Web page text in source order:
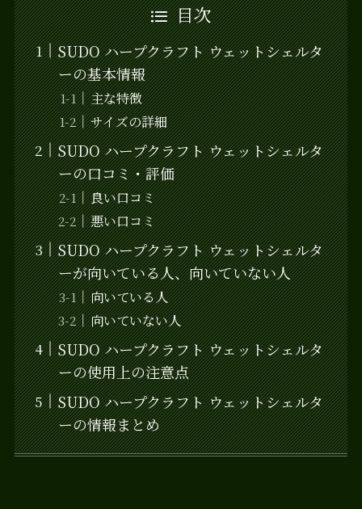
目次
SUDO ハープクラフト ウェットシェルタ
ーの基本情報
主な特徴
サイズの詳細
SUDO ハープクラフト ウェットシェルタ
ーの口コミ・評価
良い口コミ
悪い口コミ
SUDO ハープクラフト ウェットシェルタ
ーが向いている人、向いていない人
向いている人
向いていない人
SUDO ハープクラフト ウェットシェルタ
ーの使用上の注意点
SUDO ハープクラフト ウェットシェルタ
ーの情報まとめ